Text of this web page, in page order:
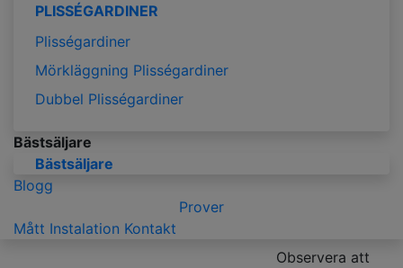
PLISSÉGARDINER
Plisségardiner
Mörkläggning Plisségardiner
Dubbel Plisségardiner
Bästsäljare
Bästsäljare
Blogg
Prover
Mått Instalation Kontakt
Observera att